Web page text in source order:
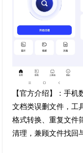
【官方介绍】：手机
文档类误删文件，工
格式转换、重复文件
清理，兼顾文件找回